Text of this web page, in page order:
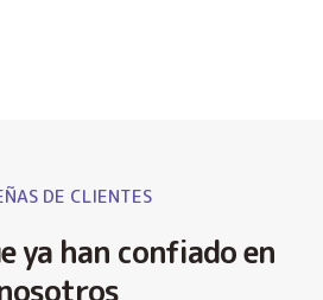
DE CLIENTES
ya han confiado en